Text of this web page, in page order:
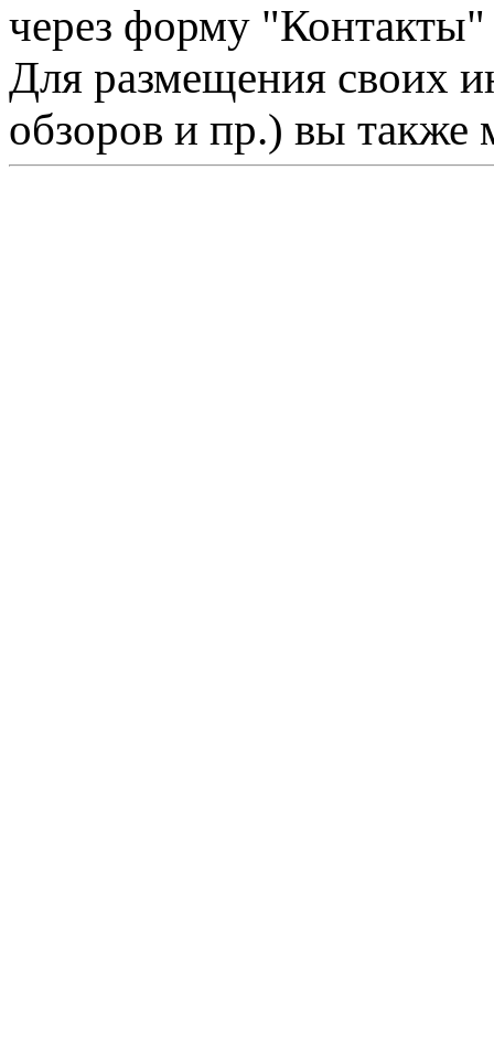
через форму "Контакты"
Для размещения своих
обзоров и пр.) вы также